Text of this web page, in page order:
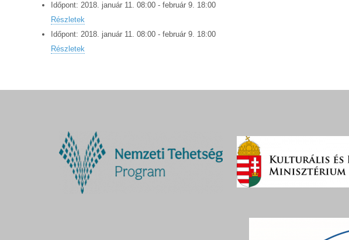
Időpont: 2018. január 11. 08:00 - február 9. 18:00
Részletek
Időpont: 2018. január 11. 08:00 - február 9. 18:00
Részletek